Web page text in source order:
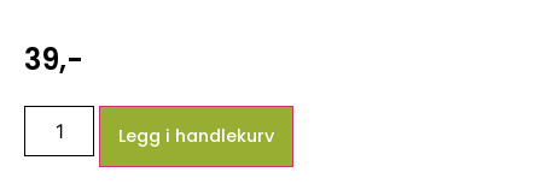
39,-
Legg i handlekurv